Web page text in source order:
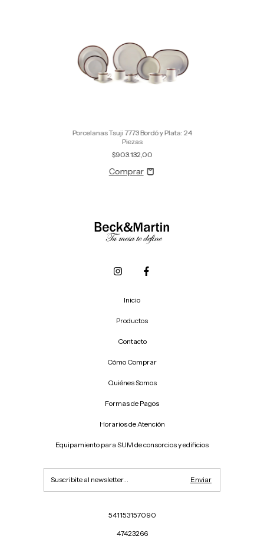
Porcelanas Tsuji 7773 Bordó y Plata: 24
Piezas
$903.132,00
Inicio
Productos
Contacto
Cómo Comprar
Quiénes Somos
Formas de Pagos
Horarios de Atención
Equipamiento para SUM de consorcios y edificios
541153157090
47423266